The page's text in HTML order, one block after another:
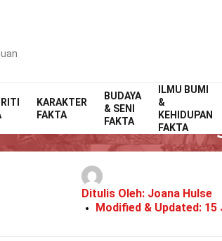
KARAKTER
FAKTA
BUDAYA
& SENI
FAKTA
ILMU BUMI
&
KEHIDUPAN
FAKTA
Home
29 Fakta
Ditulis Oleh: Joana Hulse
Modified & Updated: 15